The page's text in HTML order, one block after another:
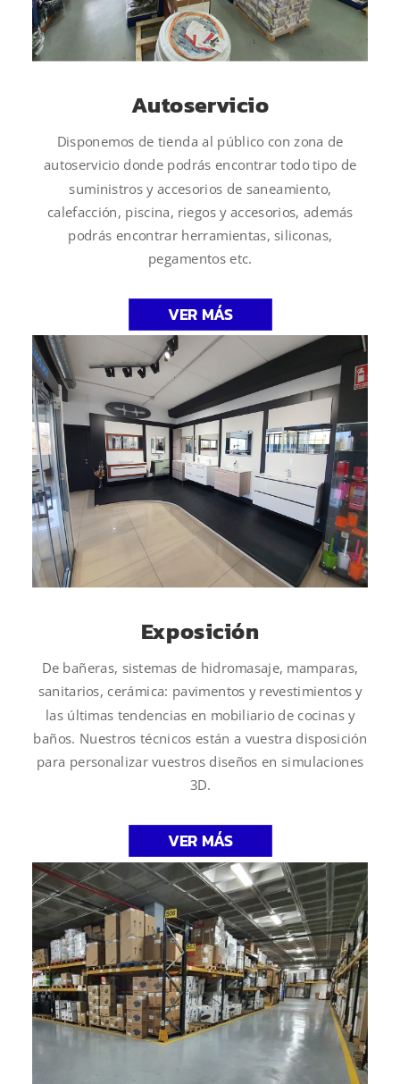
Autoservicio
Disponemos de tienda al público con zona de
autoservicio donde podrás encontrar todo tipo de
suministros y accesorios de saneamiento,
calefacción, piscina, riegos y accesorios, además
podrás encontrar herramientas, siliconas,
pegamentos etc.
VER MÁS
Exposición
De bañeras, sistemas de hidromasaje, mamparas,
sanitarios, cerámica: pavimentos y revestimientos y
las últimas tendencias en mobiliario de cocinas y
baños. Nuestros técnicos están a vuestra disposición
para personalizar vuestros diseños en simulaciones
3D.
VER MÁS